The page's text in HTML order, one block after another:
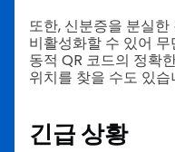
또한, 신분증을 분실
비활성화할 수 있어
동적 QR 코드의 정확
위치를 찾을 수도 있습
긴급 상황